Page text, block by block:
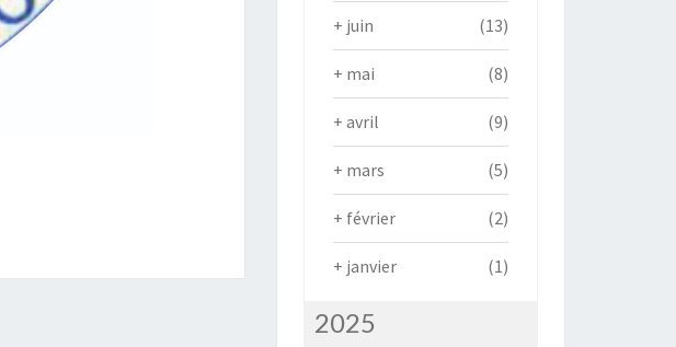
+ juin (13)
+ mai (8)
+ avril (9)
+ mars (5)
+ février (2)
+ janvier (1)
2025